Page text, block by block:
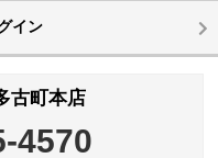
イン
古町本店
4570